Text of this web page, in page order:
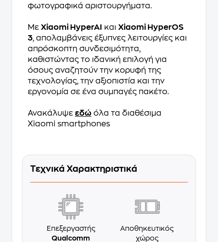
φωτογραφικά αριστουργήματα.
Με Xiaomi HyperAI και Xiaomi HyperOS
3, απολαμβάνεις έξυπνες λειτουργίες και
απρόσκοπτη συνδεσιμότητα,
καθιστώντας το ιδανική επιλογή για
όσους αναζητούν την κορυφή της
τεχνολογίας, την αξιοπιστία και την
εργονομία σε ένα συμπαγές πακέτο.
Ανακάλυψε εδώ όλα τα διαθέσιμα
Xiaomi smartphones
Τεχνικά Χαρακτηριστικά
Επεξεργαστής
Qualcomm
Αποθηκευτικός
χώρος